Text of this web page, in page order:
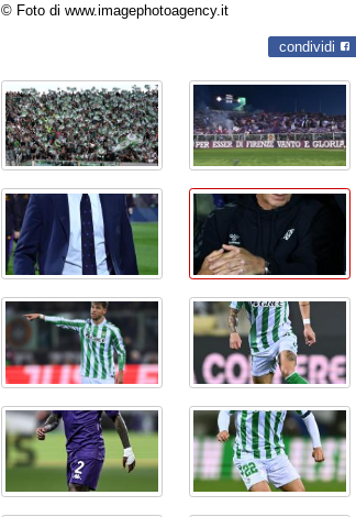
© Foto di www.imagephotoagency.it
condividi